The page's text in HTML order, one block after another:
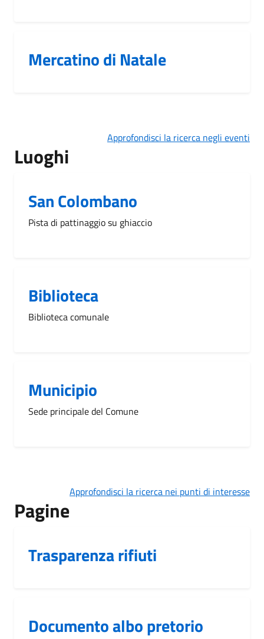
Mercatino di Natale
Approfondisci la ricerca negli eventi
Luoghi
San Colombano
Pista di pattinaggio su ghiaccio
Biblioteca
Biblioteca comunale
Municipio
Sede principale del Comune
Approfondisci la ricerca nei punti di interesse
Pagine
Trasparenza rifiuti
Documento albo pretorio